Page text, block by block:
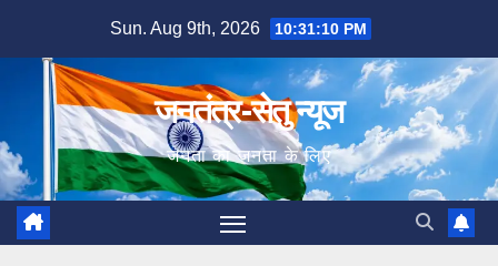
content
Sun. Aug 9th, 2026 10:31:11 PM
जनतंत्र-सेतु न्यूज
जनता का जनता के लिए